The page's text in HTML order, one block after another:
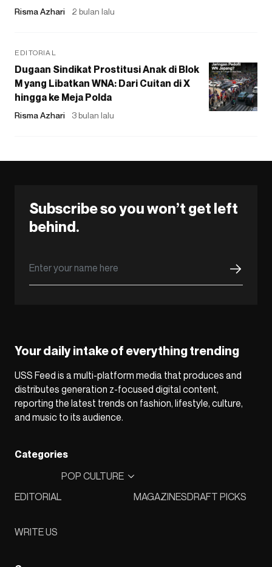
Risma Azhari 2 bulan lalu
EDITORIAL
Dugaan Sindikat Prostitusi Anak di Blok
M yang Libatkan WNA: Dari Cuitan di X
hingga ke Meja Polda
Risma Azhari 3 bulan lalu
Subscribe so you won’t get left
behind.
Your daily intake of everything trending
USS Feed is a multi-platform media that produces and
distributes generation z-focused digital content,
reporting the latest trends on fashion, lifestyle, culture,
and music to its audience.
Categories
EDITORIAL
POP CULTURE
MAGAZINESDRAFT PICKS
WRITE US